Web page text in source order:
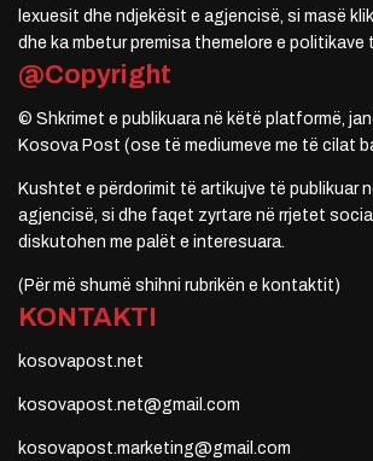
lexuesit dhe ndjekësit e agjencisë, si masë
dhe ka mbetur premisa themelore e politikave
@Copyright
© Shkrimet e publikuara në këtë platformë,
Kosova Post (ose të mediumeve me të cilat
Kushtet e përdorimit të artikujve të publikuar
agjencisë, si dhe faqet zyrtare në rrjetet
diskutohen me palët e interesuara.
(Për më shumë shihni rubrikën e kontaktit)
KONTAKTI
kosovapost.net
kosovapost.net@gmail.com
kosovapost.marketing@gmail.com